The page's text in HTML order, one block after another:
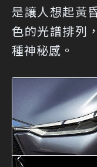
是讓人想起黃
色的光譜排列
種神秘感。